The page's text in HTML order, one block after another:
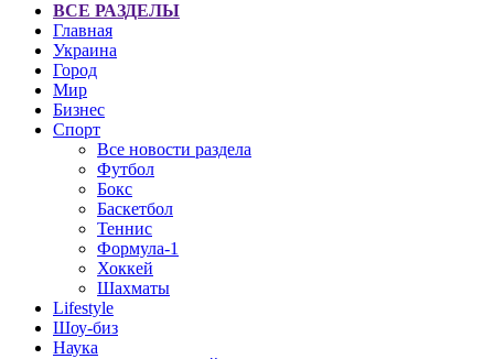
ВСЕ РАЗДЕЛЫ
Главная
Украина
Город
Мир
Бизнес
Спорт
Все новости раздела
Футбол
Бокс
Баскетбол
Теннис
Формула-1
Хоккей
Шахматы
Lifestyle
Шоу-биз
Наука